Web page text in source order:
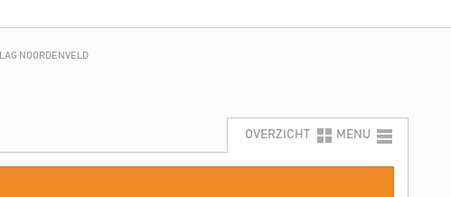
NOORDENVELD
OVERZICHT MENU